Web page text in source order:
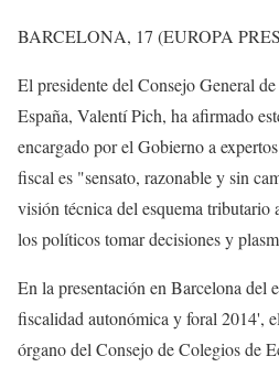
BARCELONA, 17 (EUROPA
El presidente del Consejo General
España, Valentí Pich, ha afirmado
encargado por el Gobierno a
fiscal es "sensato, razonable y sin
visión técnica del esquema tributario
los políticos tomar decisiones y
En la presentación en Barcelona del
fiscalidad autonómica y foral 2014',
órgano del Consejo de Colegios de